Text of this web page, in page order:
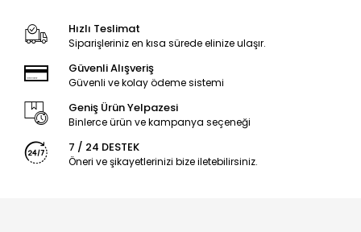
Hızlı Teslimat
Siparişleriniz en kısa sürede elinize ulaşır.
Güvenli Alışveriş
Güvenli ve kolay ödeme sistemi
Geniş Ürün Yelpazesi
Binlerce ürün ve kampanya seçeneği
7 / 24 DESTEK
Öneri ve şikayetlerinizi bize iletebilirsiniz.